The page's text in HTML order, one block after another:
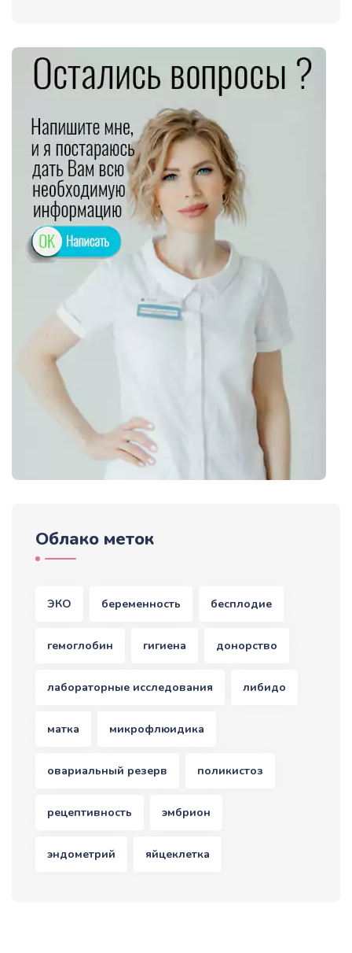
Облако меток
ЭКО беременность бесплодие
гемоглобин гигиена донорство
лабораторные исследования либидо
матка микрофлюидика
овариальный резерв поликистоз
рецептивность эмбрион
эндометрий яйцеклетка